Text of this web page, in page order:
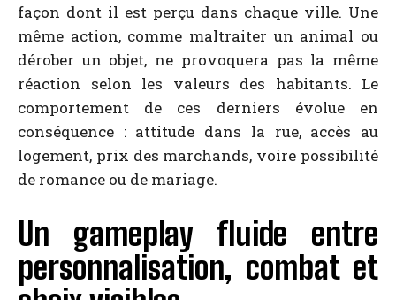
façon dont il est perçu dans chaque ville. Une
même action, comme maltraiter un animal ou
dérober un objet, ne provoquera pas la même
réaction selon les valeurs des habitants. Le
comportement de ces derniers évolue en
conséquence : attitude dans la rue, accès au
logement, prix des marchands, voire possibilité
de romance ou de mariage.
Un gameplay fluide entre
personnalisation, combat et